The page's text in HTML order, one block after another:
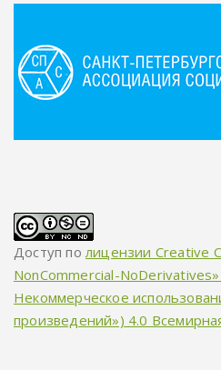
Доступ полицензии Creative
NonCommercial-
Некоммерческое
произведений») 4.0